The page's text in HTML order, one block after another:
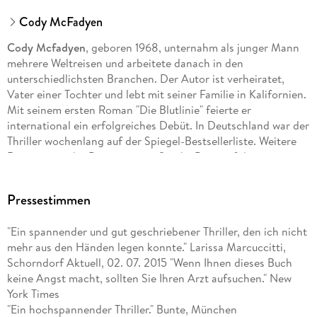
Cody McFadyen
Cody Mcfadyen, geboren 1968, unternahm als junger Mann
mehrere Weltreisen und arbeitete danach in den
unterschiedlichsten Branchen. Der Autor ist verheiratet,
Vater einer Tochter und lebt mit seiner Familie in Kalifornien.
Mit seinem ersten Roman "Die Blutlinie" feierte er
international ein erfolgreiches Debüt. In Deutschland war der
Thriller wochenlang auf der Spiegel-Bestsellerliste. Weitere
Romane mit der Protagonistin Smoky Barrett folgen.
Pressestimmen
"Ein spannender und gut geschriebener Thriller, den ich nicht
mehr aus den Händen legen konnte." Larissa Marcuccitti,
Schorndorf Aktuell, 02. 07. 2015 "Wenn Ihnen dieses Buch
keine Angst macht, sollten Sie Ihren Arzt aufsuchen." New
York Times
"Ein hochspannender Thriller." Bunte, München